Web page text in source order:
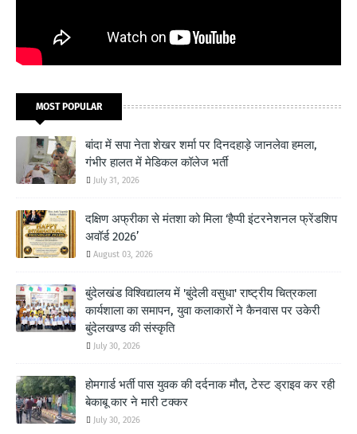
MOST POPULAR
बांदा में सपा नेता शेखर शर्मा पर दिनदहाड़े जानलेवा हमला,
गंभीर हालत में मेडिकल कॉलेज भर्ती
July 31, 2026
दक्षिण अफ्रीका से मंतशा को मिला ‘हैप्पी इंटरनेशनल फ्रेंडशिप
अवॉर्ड 2026’
August 03, 2026
बुंदेलखंड विश्विद्यालय में 'बुंदेली वसुधा' राष्ट्रीय चित्रकला
कार्यशाला का समापन, युवा कलाकारों ने कैनवास पर उकेरी
बुंदेलखण्ड की संस्कृति
July 30, 2026
होमगार्ड भर्ती पास युवक की दर्दनाक मौत, टेस्ट ड्राइव कर रही
बेकाबू कार ने मारी टक्कर
July 30, 2026